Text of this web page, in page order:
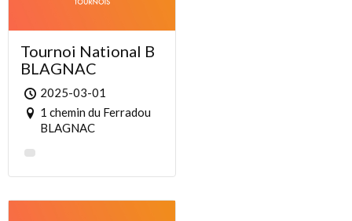
Tournoi National B
BLAGNAC
2025-03-01
1 chemin du Ferradou
BLAGNAC